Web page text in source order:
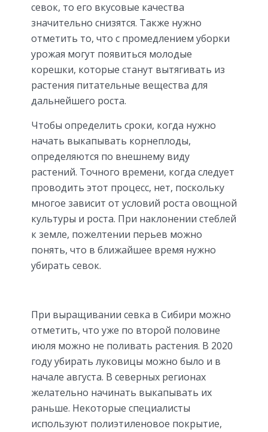
севок, то его вкусовые качества
значительно снизятся. Также нужно
отметить то, что с промедлением уборки
урожая могут появиться молодые
корешки, которые станут вытягивать из
растения питательные вещества для
дальнейшего роста.
Чтобы определить сроки, когда нужно
начать выкапывать корнеплоды,
определяются по внешнему виду
растений. Точного времени, когда следует
проводить этот процесс, нет, поскольку
многое зависит от условий роста овощной
культуры и роста. При наклонении стеблей
к земле, пожелтении перьев можно
понять, что в ближайшее время нужно
убирать севок.
При выращивании севка в Сибири можно
отметить, что уже по второй половине
июля можно не поливать растения. В 2020
году убирать луковицы можно было и в
начале августа. В северных регионах
желательно начинать выкапывать их
раньше. Некоторые специалисты
используют полиэтиленовое покрытие,